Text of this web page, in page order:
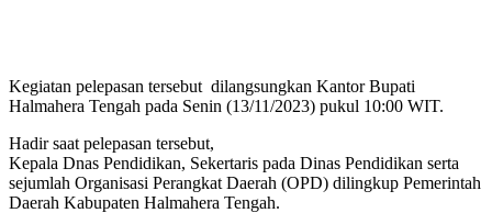
Kegiatan pelepasan tersebut dilangsungkan Kantor Bupati
Halmahera Tengah pada Senin (13/11/2023) pukul 10:00 WIT.
Hadir saat pelepasan tersebut,
Kepala Dnas Pendidikan, Sekertaris pada Dinas Pendidikan serta
sejumlah Organisasi Perangkat Daerah (OPD) dilingkup Pemerintah
Daerah Kabupaten Halmahera Tengah.